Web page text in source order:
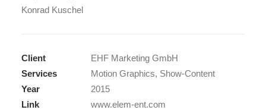
Konrad Kuschel
Client
EHF Marketing GmbH
Services
Motion Graphics, Show-Content
Year
2015
Link
www.elem-ent.com